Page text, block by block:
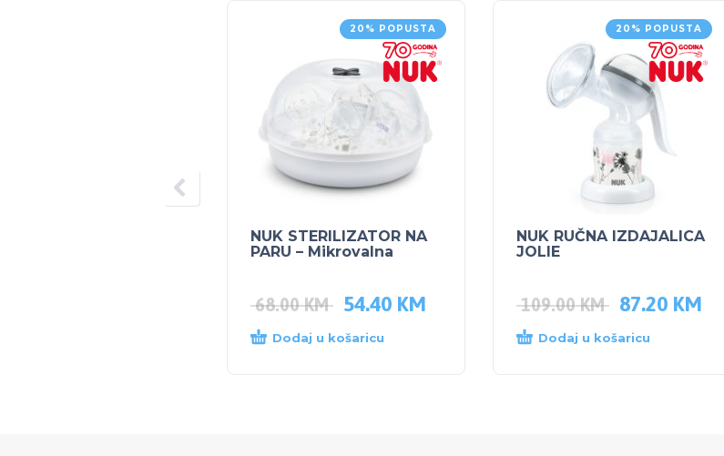
20% POPUSTA
NUK STERILIZATOR NA
PARU – Mikrovalna
68.00KM 54.40 KM
Dodaj u košaricu
20% POPUSTA
NUK RUČNA IZDAJALICA
JOLIE
109.00KM 87.20 KM
Dodaj u košaricu